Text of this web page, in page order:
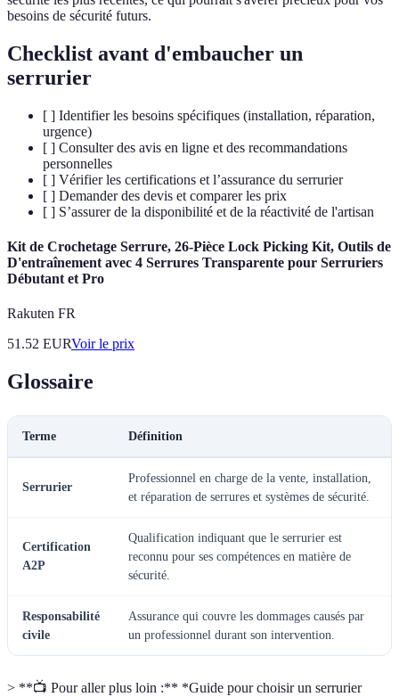
besoins de sécurité futurs.
Checklist avant d'embaucher un
serrurier
[ ] Identifier les besoins spécifiques (installation, réparation,
urgence)
[ ] Consulter des avis en ligne et des recommandations
personnelles
[ ] Vérifier les certifications et l’assurance du serrurier
[ ] Demander des devis et comparer les prix
[ ] S’assurer de la disponibilité et de la réactivité de l'artisan
Kit de Crochetage Serrure, 26-Pièce Lock Picking Kit, Outils de
D'entraînement avec 4 Serrures Transparente pour Serruriers
Débutant et Pro
Rakuten FR
51.52 EURVoir le prix
Glossaire
Terme Définition
Serrurier
Professionnel en charge de la vente, installation,
et réparation de serrures et systèmes de sécurité.
Certification
A2P
Qualification indiquant que le serrurier est
reconnu pour ses compétences en matière de
sécurité.
Responsabilité
civile
Assurance qui couvre les dommages causés par
un professionnel durant son intervention.
> **📺 Pour aller plus loin :** *Guide pour choisir un serrurier